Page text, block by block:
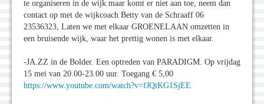
te organiseren in de wijk maar komt er niet aan toe, neem dan
contact op met de wijkcoach Betty van de Schraaff 06
23536323, Laten we met elkaar GROENELAAN omzetten in
een bruisende wijk, waar het prettig wonen is met elkaar.
-JA.ZZ in de Bolder. Een optreden van PARADIGM. Op vrijdag
15 mei van 20.00-23.00 uur. Toegang € 5,00
https://www.youtube.com/watch?v=fJQtKG1SjEE